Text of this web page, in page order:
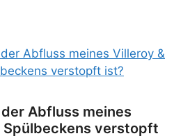
Abfluss meines
Spülbeckens verstopft